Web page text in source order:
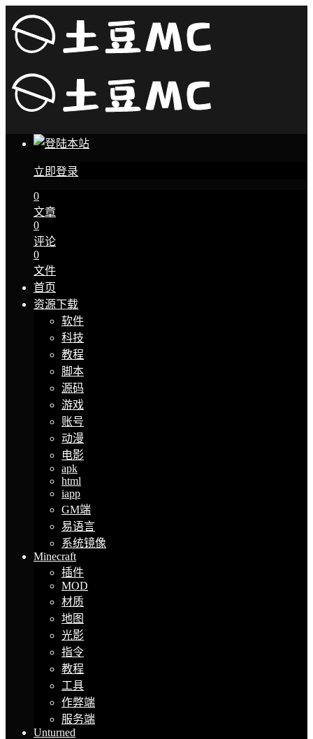
立即登录
0
文章
0
评论
0
文件
首页
资源下载
软件
科技
教程
脚本
源码
游戏
账号
动漫
电影
apk
html
iapp
GM端
易语言
系统镜像
Minecraft
插件
MOD
材质
地图
光影
指令
教程
工具
作弊端
服务端
Unturned